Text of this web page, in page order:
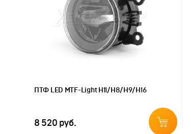
ПТФ LED MTF-Light H11/H8/H9/H16
8 520 руб.